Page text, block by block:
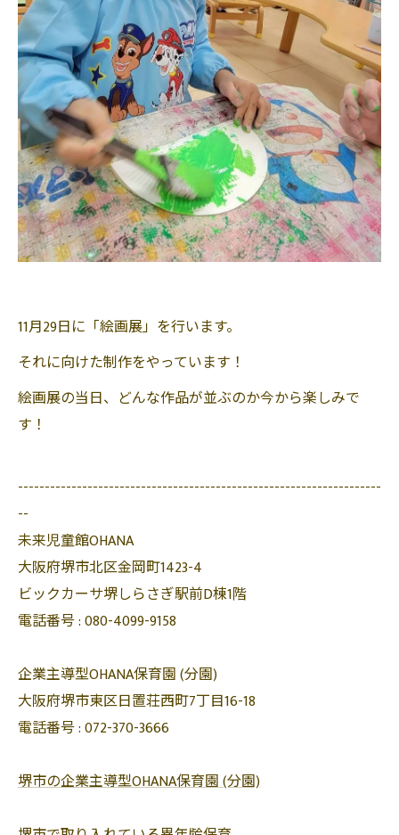
11月29日に「絵画展」を行います。
それに向けた制作をやっています！
絵画展の当日、どんな作品が並ぶのか今から楽しみで
す！
--------------------------------------------------------------------
--
未来児童館OHANA
大阪府堺市北区金岡町1423-4
ビックカーサ堺しらさぎ駅前D棟1階
電話番号 :080-4099-9158
企業主導型OHANA保育園 (分園)
大阪府堺市東区日置荘西町7丁目16-18
電話番号 :072-370-3666
堺市の企業主導型OHANA保育園 (分園)